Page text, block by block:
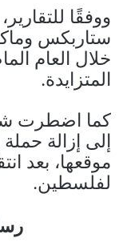
ووفقًا
ستاربكس
خلال العام
المتزايدة.
إلى إزالة
موقعها، بعد
لفلسطين.